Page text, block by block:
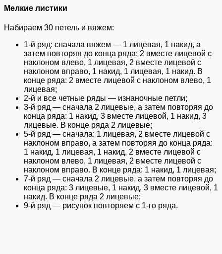
Мелкие листики
Набираем 30 петель и вяжем:
1-й ряд: сначала вяжем — 1 лицевая, 1 накид, а
затем повторяя до конца ряда: 2 вместе лицевой с
наклоном влево, 1 лицевая, 2 вместе лицевой с
наклоном вправо, 1 накид, 1 лицевая, 1 накид. В
конце ряда: 2 вместе лицевой с наклоном влево, 1
лицевая;
2-й и все четные ряды — изнаночные петли;
3-й ряд — сначала 2 лицевые, а затем повторяя до
конца ряда: 1 накид, 3 вместе лицевой, 1 накид, 3
лицевые. В конце ряда 2 лицевые;
5-й ряд — сначала: 1 лицевая, 2 вместе лицевой с
наклоном вправо, а затем повторяя до конца ряда:
1 накид, 1 лицевая, 1 накид, 2 вместе лицевой с
наклоном влево, 1 лицевая, 2 вместе лицевой с
наклоном вправо. В конце ряда: 1 накид, 1 лицевая;
7-й ряд — сначала 2 лицевые, а затем повторяя до
конца ряда: 3 лицевые, 1 накид, 3 вместе лицевой, 1
накид. В конце ряда 2 лицевые;
9-й ряд — рисунок повторяем с 1-го ряда.